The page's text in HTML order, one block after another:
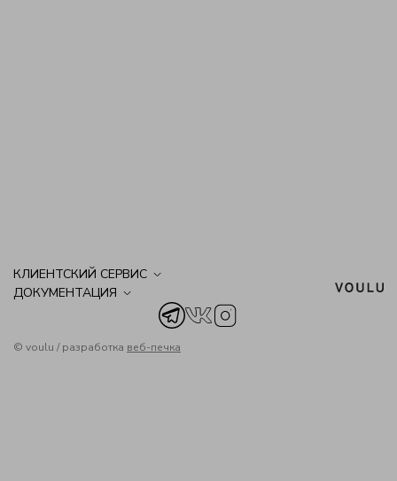
КЛИЕНТСКИЙ СЕРВИС
ДОКУМЕНТАЦИЯ
© voulu / разработка веб-печка